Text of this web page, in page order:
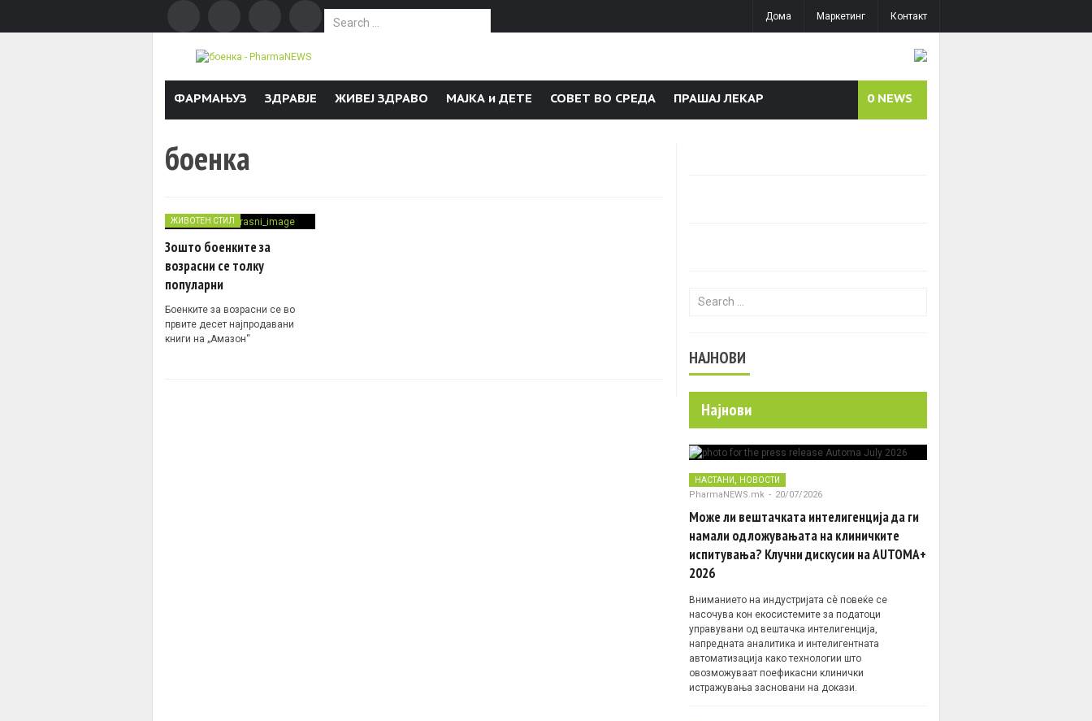
Search for:
Дома Маркетинг Контакт
ФАРМАЊУЗ ЗДРАВЈЕ ЖИВЕЈ ЗДРАВО МАЈКА и ДЕТЕ СОВЕТ ВО СРЕДА ПРАШАЈ ЛЕКАР 0 NEWS
боенка
ЖИВОТЕН СТИЛ
Зошто боенките за
возрасни се толку
популарни
Боенките за возрасни се во
првите десет најпродавани
книги на „Амазон“
Search for:
НАЈНОВИ
Најнови
НАСТАНИ НОВОСТИ
PharmaNEWS.mk - 20/07/2026
Може ли вештачката интелигенција да ги
намали одложувањата на клиничките
испитувања? Клучни дискусии на AUTOMA+
2026
Вниманието на индустријата сè повеќе се
насочува кон екосистемите за податоци
управувани од вештачка интелигенција,
напредната аналитика и интелигентната
автоматизација како технологии што
овозможуваат поефикасни клинички
истражувања засновани на докази.